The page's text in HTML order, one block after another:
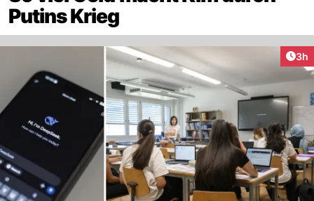
Putins Krieg
3h